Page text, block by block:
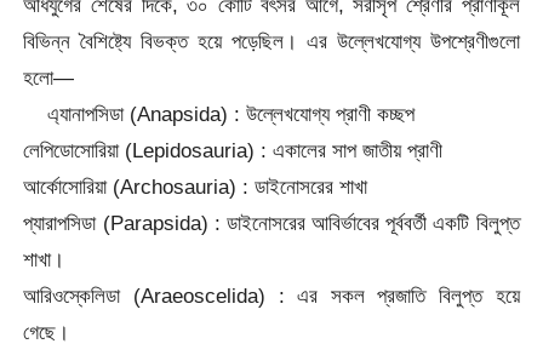
অধিযুগের শেষের দিকে, ৩০ কোটি বৎসর আগে, সরীসৃপ শ্রেণীর প্রাণীকূল
বিভিন্ন বৈশিষ্ট্যে বিভক্ত হয়ে পড়েছিল। এর উল্লেখযোগ্য উপশ্রেণীগুলো
হলো—
‌ এ্যানাপসিডা (Anapsida) : উল্লেখযোগ্য প্রাণী কচ্ছপ
লেপিডোসোরিয়া (Lepidosauria) : একালের সাপ জাতীয় প্রাণী
আর্কোসোরিয়া (Archosauria) : ডাইনোসরের শাখা
প্যারাপসিডা (Parapsida) : ডাইনোসরের আবির্ভাবের পূর্ববর্তী একটি বিলুপ্ত
শাখা।
আরিওস্কেলিডা (Araeoscelida) : এর সকল প্রজাতি বিলুপ্ত হয়ে
গেছে।